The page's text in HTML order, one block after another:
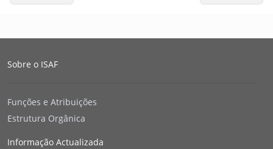
Sobre o ISAF
Funções e Atribuições
Estrutura Orgânica
Informação Actualizada